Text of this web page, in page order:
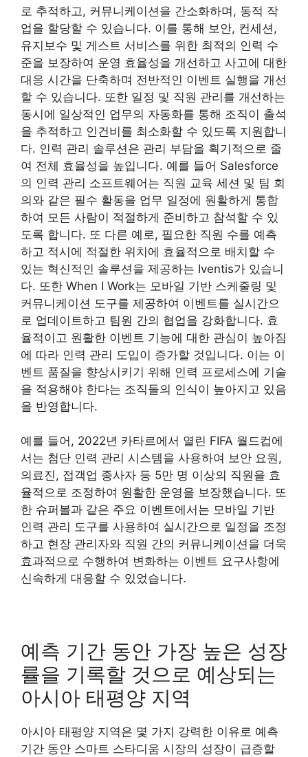
로 추적하고, 커뮤니케이션을 간소화하며, 동적 작
업을 할당할 수 있습니다. 이를 통해 보안, 컨세션,
유지보수 및 게스트 서비스를 위한 최적의 인력 수
준을 보장하여 운영 효율성을 개선하고 사고에 대한
대응 시간을 단축하며 전반적인 이벤트 실행을 개선
할 수 있습니다. 또한 일정 및 직원 관리를 개선하는
동시에 일상적인 업무의 자동화를 통해 조직이 출석
을 추적하고 인건비를 최소화할 수 있도록 지원합니
다. 인력 관리 솔루션은 관리 부담을 획기적으로 줄
여 전체 효율성을 높입니다. 예를 들어 Salesforce
의 인력 관리 소프트웨어는 직원 교육 세션 및 팀 회
의와 같은 필수 활동을 업무 일정에 원활하게 통합
하여 모든 사람이 적절하게 준비하고 참석할 수 있
도록 합니다. 또 다른 예로, 필요한 직원 수를 예측
하고 적시에 적절한 위치에 효율적으로 배치할 수
있는 혁신적인 솔루션을 제공하는 Iventis가 있습니
다. 또한 When I Work는 모바일 기반 스케줄링 및
커뮤니케이션 도구를 제공하여 이벤트를 실시간으
로 업데이트하고 팀원 간의 협업을 강화합니다. 효
율적이고 원활한 이벤트 기능에 대한 관심이 높아짐
에 따라 인력 관리 도입이 증가할 것입니다. 이는 이
벤트 품질을 향상시키기 위해 인력 프로세스에 기술
을 적용해야 한다는 조직들의 인식이 높아지고 있음
을 반영합니다.
예를 들어, 2022년 카타르에서 열린 FIFA 월드컵에
서는 첨단 인력 관리 시스템을 사용하여 보안 요원,
의료진, 접객업 종사자 등 5만 명 이상의 직원을 효
율적으로 조정하여 원활한 운영을 보장했습니다. 또
한 슈퍼볼과 같은 주요 이벤트에서는 모바일 기반
인력 관리 도구를 사용하여 실시간으로 일정을 조정
하고 현장 관리자와 직원 간의 커뮤니케이션을 더욱
효과적으로 수행하여 변화하는 이벤트 요구사항에
신속하게 대응할 수 있었습니다.
예측 기간 동안 가장 높은 성장
률을 기록할 것으로 예상되는
아시아 태평양 지역
아시아 태평양 지역은 몇 가지 강력한 이유로 예측
기간 동안 스마트 스타디움 시장의 성장이 급증할